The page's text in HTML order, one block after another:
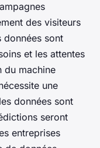
des visiteurs
données sont
et les attentes
du machine
une
données sont
seront
entreprises